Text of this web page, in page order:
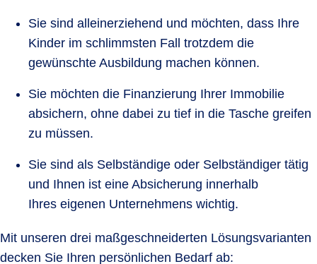
Sie sind alleinerziehend und möchten, dass Ihre
Kinder im schlimmsten Fall trotzdem die
gewünschte Ausbildung machen können.
Sie möchten die Finanzierung Ihrer Immobilie
absichern, ohne dabei zu tief in die Tasche greifen
zu müssen.
Sie sind als Selbständige oder Selbständiger tätig
und Ihnen ist eine Absicherung innerhalb
Ihres eigenen Unternehmens wichtig.
Mit unseren drei maßgeschneiderten Lösungsvarianten
decken Sie Ihren persönlichen Bedarf ab: